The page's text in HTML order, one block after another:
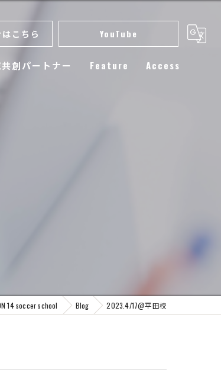
こちら YouTube
創パートナー Feature Access
14 soccer school Blog 2023.4/17@平田校